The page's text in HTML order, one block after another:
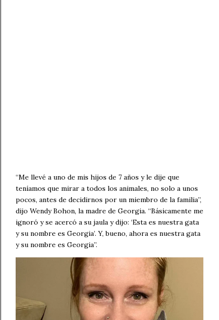
“Me llevé a uno de mis hijos de 7 años y le dije que
teníamos que mirar a todos los animales, no solo a unos
pocos, antes de decidirnos por un miembro de la familia”,
dijo Wendy Bohon, la madre de Georgia. “Básicamente me
ignoró y se acercó a su jaula y dijo: ‘Esta es nuestra gata
y su nombre es Georgia’. Y, bueno, ahora es nuestra gata
y su nombre es Georgia”.